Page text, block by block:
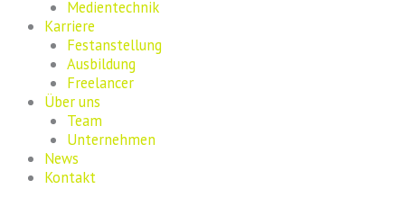
Medientechnik
Karriere
Festanstellung
Ausbildung
Freelancer
Über uns
Team
Unternehmen
News
Kontakt